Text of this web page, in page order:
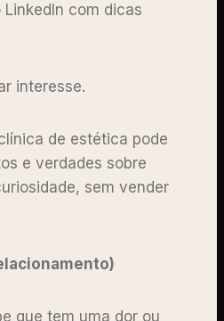
com dicas
interesse.
de estética pode
e verdades sobre
sem vender
que tem uma dor ou